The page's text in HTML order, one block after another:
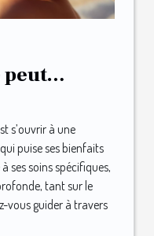
bien-être
s’ouvrir à une
puise ses bienfaits
ses soins spécifiques,
tant sur le
vous guider à travers